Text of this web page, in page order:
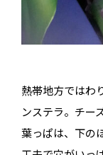
熱帯地方ではわ
ンステラ。チー
葉っぱは、下の